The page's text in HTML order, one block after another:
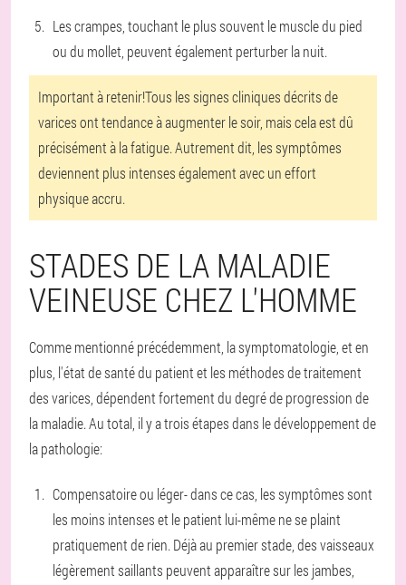
Les crampes, touchant le plus souvent le muscle du pied
ou du mollet, peuvent également perturber la nuit.
Important à retenir!Tous les signes cliniques décrits de
varices ont tendance à augmenter le soir, mais cela est dû
précisément à la fatigue. Autrement dit, les symptômes
deviennent plus intenses également avec un effort
physique accru.
STADES DE LA MALADIE
VEINEUSE CHEZ L'HOMME
Comme mentionné précédemment, la symptomatologie, et en
plus, l'état de santé du patient et les méthodes de traitement
des varices, dépendent fortement du degré de progression de
la maladie. Au total, il y a trois étapes dans le développement de
la pathologie:
Compensatoire ou léger- dans ce cas, les symptômes sont
les moins intenses et le patient lui-même ne se plaint
pratiquement de rien. Déjà au premier stade, des vaisseaux
légèrement saillants peuvent apparaître sur les jambes,